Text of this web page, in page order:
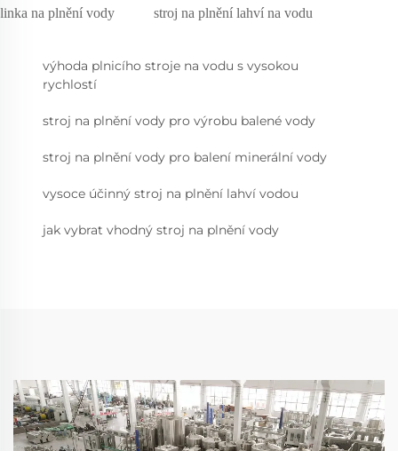
linka na plnění vody stroj na plnění lahví na vodu
výhoda plnicího stroje na vodu s vysokou
rychlostí
stroj na plnění vody pro výrobu balené vody
stroj na plnění vody pro balení minerální vody
vysoce účinný stroj na plnění lahví vodou
jak vybrat vhodný stroj na plnění vody